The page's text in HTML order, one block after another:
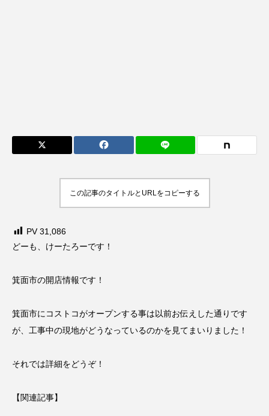
この記事のタイトルとURLをコピーする
PV 31,086
どーも、けーたろーです！
箕面市の開店情報です！
箕面市にコストコがオープンする事は以前お伝えした通りです
が、工事中の現地がどうなっているのかを見てまいりました！
それでは詳細をどうぞ！
【関連記事】